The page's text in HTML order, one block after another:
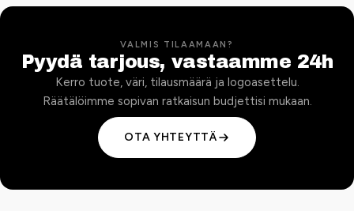
VALMIS TILAAMAAN?
Pyydä tarjous, vastaamme 24h
Kerro tuote, väri, tilausmäärä ja logoasettelu.
Räätälöimme sopivan ratkaisun budjettisi mukaan.
OTA YHTEYTTÄ